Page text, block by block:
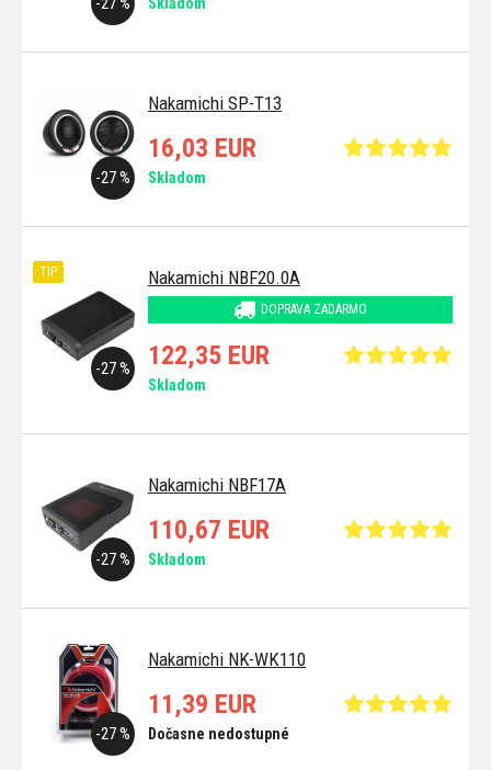
Nakamichi SP-T13
-27 %
16,03 EUR
Skladom
Nakamichi NBF20.0A
DOPRAVA ZADARMO
-27 %
TIP
122,35 EUR
Skladom
Nakamichi NBF17A
-27 %
110,67 EUR
Skladom
Nakamichi NK-WK110
-27 %
11,39 EUR
Dočasne nedostupné